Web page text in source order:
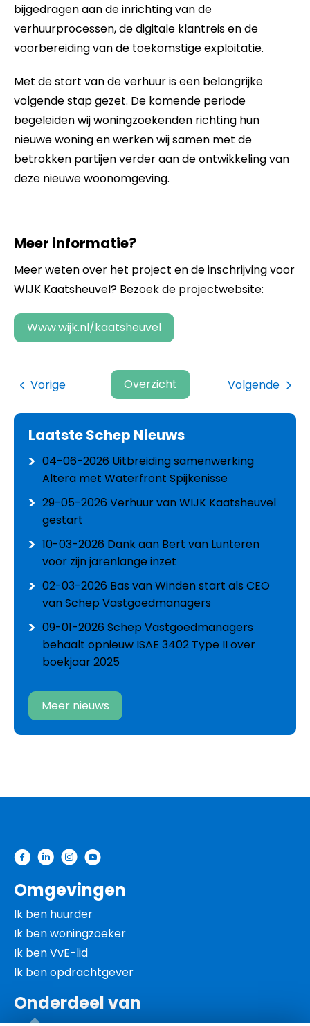
bijgedragen aan de inrichting van de
verhuurprocessen, de digitale klantreis en de
voorbereiding van de toekomstige exploitatie.
Met de start van de verhuur is een belangrijke
volgende stap gezet. De komende periode
begeleiden wij woningzoekenden richting hun
nieuwe woning en werken wij samen met de
betrokken partijen verder aan de ontwikkeling van
deze nieuwe woonomgeving.
Meer informatie?
Meer weten over het project en de inschrijving voor
WIJK Kaatsheuvel? Bezoek de projectwebsite:
www.wijk.nl/kaatsheuvel
Volgende
Overzicht
Vorige
Laatste Schep Nieuws
04-06-2026 Uitbreiding samenwerking
Altera met Waterfront Spijkenisse
29-05-2026 Verhuur van WIJK Kaatsheuvel
gestart
10-03-2026 Dank aan Bert van Lunteren
voor zijn jarenlange inzet
02-03-2026 Bas van Winden start als CEO
van Schep Vastgoedmanagers
09-01-2026 Schep Vastgoedmanagers
behaalt opnieuw ISAE 3402 Type II over
boekjaar 2025
Meer nieuws
Contactinformatie
Omgevingen
Ik ben huurder
Ik ben woningzoeker
Ik ben VvE-lid
Ik ben opdrachtgever
Onderdeel van